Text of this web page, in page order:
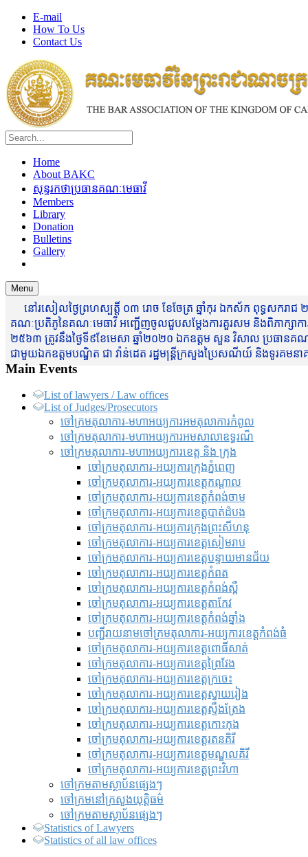
E-mail
How To Us
Contact Us
Home
About BAKC
សុន្ទរកថាប្រធានគណៈមេធាវី
Members
Library
Donation
Bulletins
Gallery
Menu
នៅរសៀលថ្ងៃព្រហស្បត្តិ៍ ០៣ រោច ខែចែត្រ ឆ្នាំកុរ ឯកស័ក ពុទ្ធសករាជ
គណៈប្រតិភូនៃគណៈមេធាវី អញ្ជើញចូលជួបសម្តែងការគួរសម និងពិភាក្សាកា
២៥៦៣ ត្រូវនឹងថ្ងៃទី៩ខែមេសា ឆ្នាំ២០២០ ឯកឧត្តម សួន វិសាល ប្រធានគណ
ជាមួយឯកឧត្តមបណ្ឌិត ជា វ៉ាន់ដេត រដ្ឋមន្រ្តីក្រសួងប្រៃសណីយ៍ និងទូរគ
Main Events
List of lawyers / Law offices
List of Judges/Prosecutors
ចៅក្រមតុលាការ-មហាអយ្យការអមតុលាការកំពូល
ចៅក្រមតុលាការ-មហាអយ្យការអមសាលាឧទ្ធរណ៏
ចៅក្រមតុលាការ-មហាអយ្យការខេត្ត និង ក្រុង
ចៅក្រមតុលាការ-អយ្យការក្រុងភ្នំពេញ
ចៅក្រមតុលាការ-អយ្យការខេត្តកណ្តាល
ចៅក្រមតុលាការ-អយ្យការខេត្តកំពង់ចាម
ចៅក្រមតុលាការ-អយ្យការខេត្តបាត់ដំបង
ចៅក្រមតុលាការ-អយ្យការ​ក្រុងព្រះសីហនុ
ចៅក្រមតុលាការ-អយ្យការខេត្តសៀមរាប
ចៅក្រមតុលាការ-អយ្យការខេត្តបន្ទាយមានជ័យ
ចៅក្រមតុលាការ-អយ្យការខេត្តកំពត
ចៅក្រមតុលាការ-អយ្យការខេត្តកំពង់ស្ពឺ
ចៅក្រមតុលាការ-អយ្យការខេត្តតាកែវ
ចៅក្រមតុលាការ-អយ្យការខេត្តកំពង់ឆ្នាំង
បញ្ជីរាយនាមចៅក្រមតុលាការ-អយ្យការខេត្តកំពង់ធំ
ចៅក្រមតុលាការ-អយ្យការខេត្តពោធិ៍សាត់
ចៅក្រមតុលាការ-អយ្យការខេត្តព្រៃវែង
ចៅក្រមតុលាការ-អយ្យការខេត្តក្រចេះ
ចៅក្រមតុលាការ-អយ្យការខេត្តស្វាយរៀង
ចៅក្រមតុលាការ-អយ្យការខេត្តស្ទឹងត្រែង
ចៅក្រមតុលាការ-អយ្យការខេត្តកោះកុង
ចៅក្រមតុលាការ-អយ្យការខេត្តរតនគិរី
ចៅក្រមតុលាការ-អយ្យការខេត្តមណ្ឌលគិរី
ចៅក្រមតុលាការ-អយ្យការខេត្តព្រះវិហា
ចៅក្រមតាមស្ថាប័នផ្សេងៗ
ចៅក្រមនៅក្រសួងយុត្តិធម៌
ចៅក្រមតាមស្ថាប័នផ្សេងៗ
Statistics of Lawyers
Statistics of all law offices